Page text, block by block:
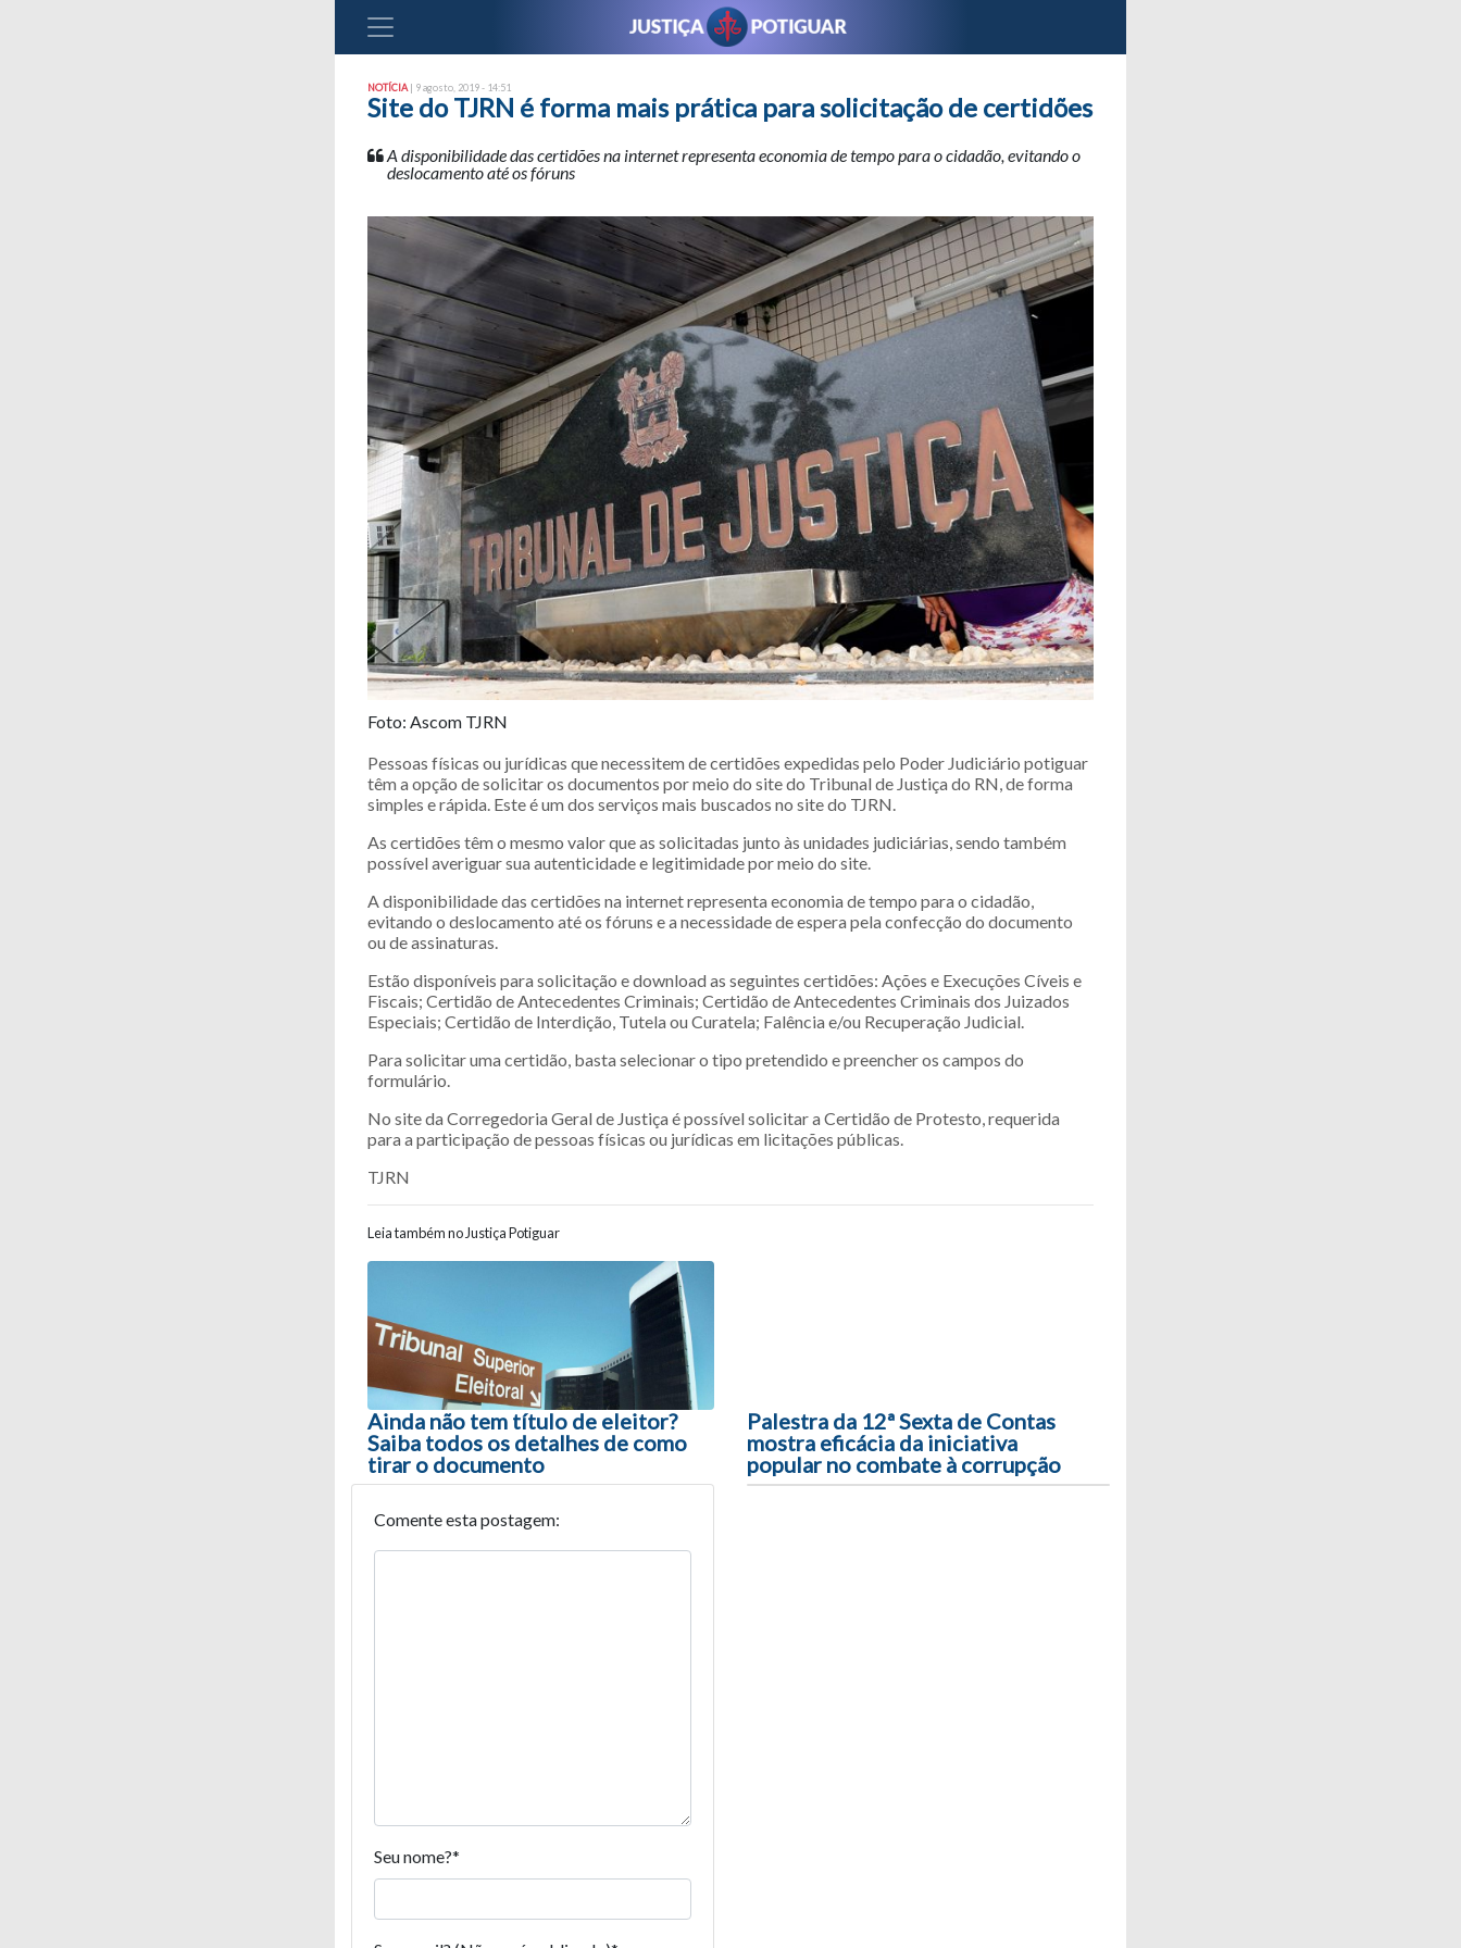
NOTÍCIA | 9 agosto, 2019 - 14:51
Site do TJRN é forma mais prática para solicitação de certidões
A disponibilidade das certidões na internet representa economia de tempo para o cidadão, evitando o
deslocamento até os fóruns
Foto: Ascom TJRN
Pessoas físicas ou jurídicas que necessitem de certidões expedidas pelo Poder Judiciário potiguar
têm a opção de solicitar os documentos por meio do site do Tribunal de Justiça do RN, de forma
simples e rápida. Este é um dos serviços mais buscados no site do TJRN.
As certidões têm o mesmo valor que as solicitadas junto às unidades judiciárias, sendo também
possível averiguar sua autenticidade e legitimidade por meio do site.
A disponibilidade das certidões na internet representa economia de tempo para o cidadão,
evitando o deslocamento até os fóruns e a necessidade de espera pela confecção do documento
ou de assinaturas.
Estão disponíveis para solicitação e download as seguintes certidões: Ações e Execuções Cíveis e
Fiscais; Certidão de Antecedentes Criminais; Certidão de Antecedentes Criminais dos Juizados
Especiais; Certidão de Interdição, Tutela ou Curatela; Falência e/ou Recuperação Judicial.
Para solicitar uma certidão, basta selecionar o tipo pretendido e preencher os campos do
formulário.
No site da Corregedoria Geral de Justiça é possível solicitar a Certidão de Protesto, requerida
para a participação de pessoas físicas ou jurídicas em licitações públicas.
TJRN
Leia também no Justiça Potiguar
Navegação entre posts
Ainda não tem título de eleitor?
Saiba todos os detalhes de como
tirar o documento
Palestra da 12ª Sexta de Contas
mostra eficácia da iniciativa
popular no combate à corrupção
Comente esta postagem:
Seu nome?*